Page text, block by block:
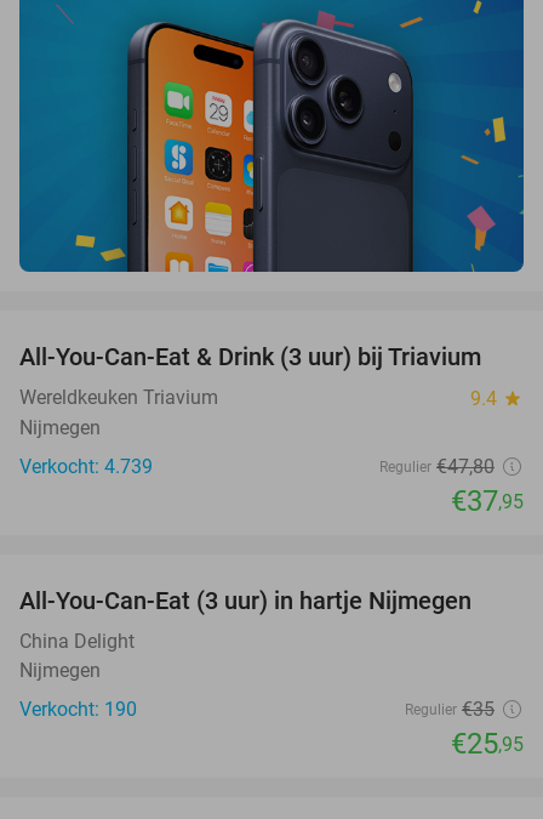
21%
All-You-Can-Eat & Drink (3 uur) bij Triavium
Wereldkeuken Triavium 9.4 star
Nijmegen
Verkocht: 4.739
Regulier €47,80
€37,95
26%
All-You-Can-Eat (3 uur) in hartje Nijmegen
China Delight
Nijmegen
Verkocht: 190
Regulier €35
€25,95